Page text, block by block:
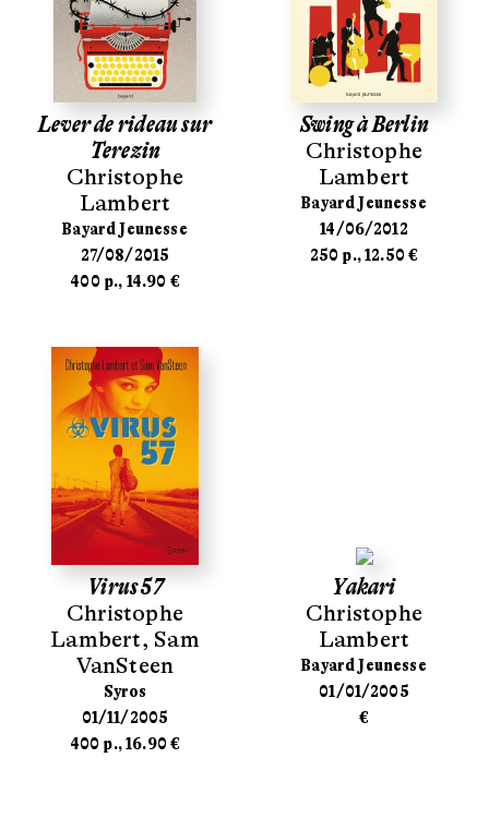
Lever de rideau sur
Terezin
Christophe
Lambert
Bayard Jeunesse
27/08/2015
400 p., 14.90 €
Swing à Berlin
Christophe
Lambert
Bayard Jeunesse
14/06/2012
250 p., 12.50 €
Virus 57
Christophe
Lambert, Sam
VanSteen
Syros
01/11/2005
400 p., 16.90 €
Yakari
Christophe
Lambert
Bayard Jeunesse
01/01/2005
€